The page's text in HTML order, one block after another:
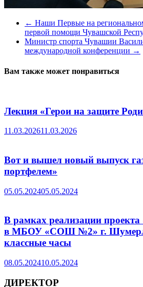
← Наши Первые на
первой помощи Чувашской
Министр спорта Чувашии
международной конференции →
Вам также может понравиться
Лекция «Герои на защите
11.03.202611.03.2026
Вот и вышел новый выпуск
портфелем»
05.05.202405.05.2024
В рамках реализации
в МБОУ «СОШ №2» г.
классные часы
08.05.202410.05.2024
ДИРЕКТОР